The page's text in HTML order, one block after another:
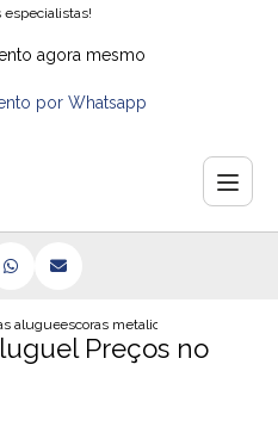
especialistas!
agora mesmo
por Whatsapp
aluguelescoras metalicas aluguel precos
Preços no